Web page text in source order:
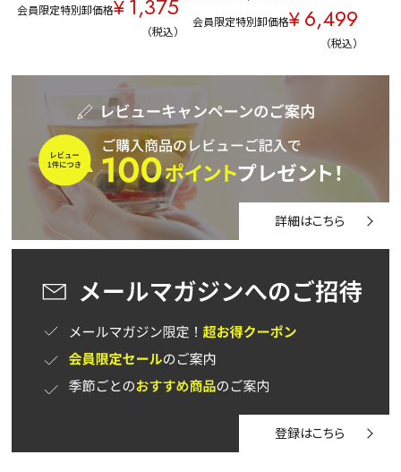
会員限定特別卸価格¥1,375
税込
会員限定特別卸価格¥6,499
税込
詳細はこちら
登録はこちら